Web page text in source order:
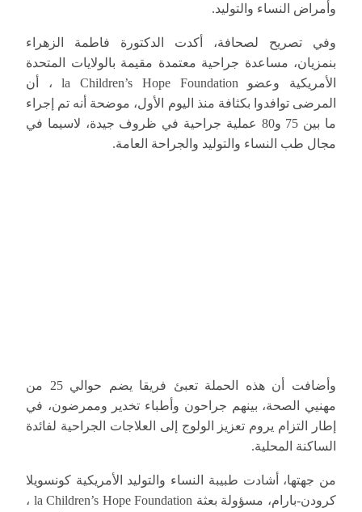
وأمراض النساء والتوليد.
وفي تصريح لصحافة، أكدت الدكتورة فاطمة الزهراء
بنمزيان، مساعدة جراحية معتمدة مقيمة بالولايات المتحدة
الأمريكية وعضو la Children’s Hope Foundation ، أن
المرضى توافدوا بكثافة منذ اليوم الأول، موضحة أنه تم إجراء
ما بين 75 و80 عملية جراحية في ظروف جيدة، لاسيما في
مجال طب النساء والتوليد والجراحة العامة.
وأضافت أن هذه الحملة تعبئ فريقا يضم حوالي 25 من
مهنيي الصحة، بينهم جراحون وأطباء تخدير وممرضون، في
إطار التزام يروم تعزيز الولوج إلى العلاجات الجراحية لفائدة
الساكنة المحلية.
من جهتها، أشادت طبيبة النساء والتوليد الأمريكية كونسويلا
كرودن-بارام، مسؤولة بعثة la Children’s Hope Foundation ،